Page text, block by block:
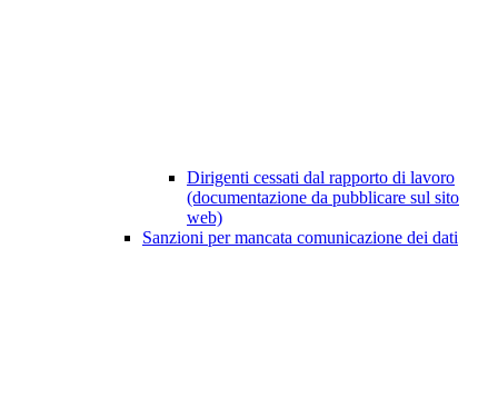
Dirigenti cessati dal rapporto di lavoro
(documentazione da pubblicare sul sito
web)
Sanzioni per mancata comunicazione dei dati